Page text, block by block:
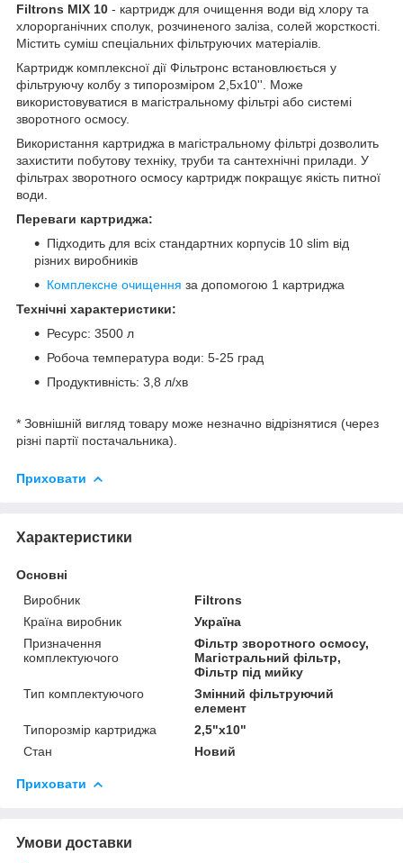
Filtrons MIX 10 - картридж для очищення води від хлору та
хлорорганічних сполук, розчиненого заліза, солей жорсткості.
Містить суміш спеціальних фільтруючих матеріалів.
Картридж комплексної дії Фільтронс встановлюється у
фільтруючу колбу з типорозміром 2,5х10''. Може
використовуватися в магістральному фільтрі або системі
зворотного осмосу.
Використання картриджа в магістральному фільтрі дозволить
захистити побутову техніку, труби та сантехнічні прилади. У
фільтрах зворотного осмосу картридж покращує якість питної
води.
Переваги картриджа:
Підходить для всіх стандартних корпусів 10 slim від
різних виробників
Комплексне очищення за допомогою 1 картриджа
Технічні характеристики:
Ресурс: 3500 л
Робоча температура води: 5-25 град
Продуктивність: 3,8 л/хв
* Зовнішній вигляд товару може незначно відрізнятися (через
різні партії постачальника).
Приховати
Характеристики
Основні
Виробник
Filtrons
Країна виробник
Україна
Призначення
комплектуючого
Фільтр зворотного осмосу,
Магістральний фільтр,
Фільтр під мийку
Тип комплектуючого
Змінний фільтруючий
елемент
Типорозмір картриджа
2,5"х10"
Стан
Новий
Приховати
Умови доставки